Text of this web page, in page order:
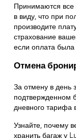
Принимаются все
в виду, что при
производите
страхование
если оплата
Отмена
За отмену в день
подтвержденном
дневного тарифа
Узнайте, почему
хранить багаж у